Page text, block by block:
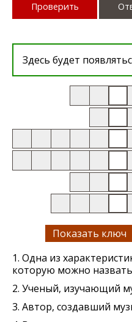
Проверить
Здесь будет
Показать ключ
1. Одна из
которую можно назвать
2. Ученый, изучающий
3. Автор, создавший